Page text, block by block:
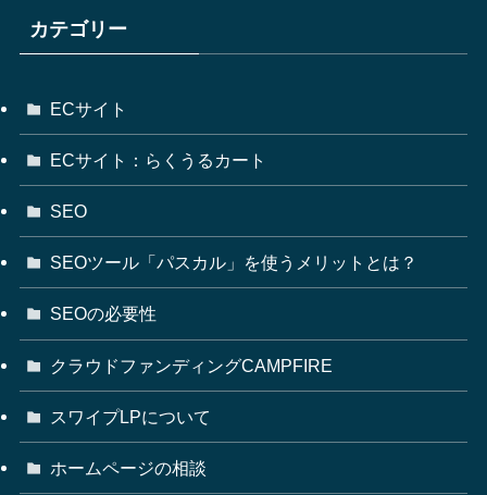
カテゴリー
ECサイト
ECサイト：らくうるカート
SEO
SEOツール「パスカル」を使うメリットとは？
SEOの必要性
クラウドファンディングCAMPFIRE
スワイプLPについて
ホームページの相談